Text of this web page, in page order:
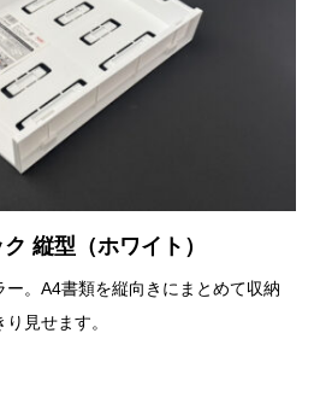
縦型（ホワイト）
。A4書類を縦向きにまとめて収納
見せます。